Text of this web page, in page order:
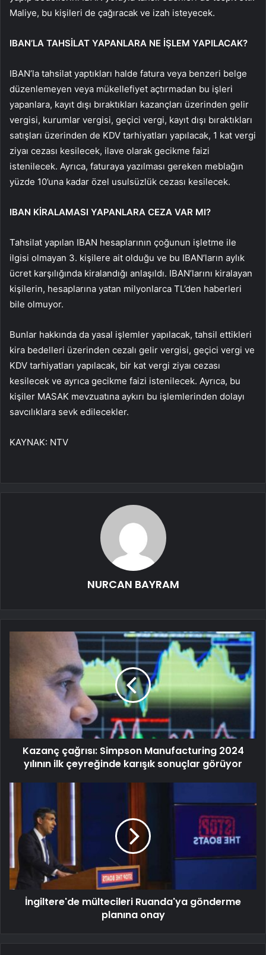
Maliye, bu kişileri de çağıracak ve izah isteyecek.
IBAN’LA TAHSİLAT YAPANLARA NE İŞLEM YAPILACAK?
IBAN’la tahsilat yaptıkları halde fatura veya benzeri belge
düzenlemeyen veya mükellefiyet açtırmadan bu işleri
yapanlara, kayıt dışı bıraktıkları kazançları üzerinden gelir
vergisi, kurumlar vergisi, geçici vergi, kayıt dışı bıraktıkları
satışları üzerinden de KDV tarhiyatları yapılacak, 1 kat vergi
ziyaı cezası kesilecek, ilave olarak gecikme faizi
istenilecek. Ayrıca, faturaya yazılması gereken meblağın
yüzde 10’una kadar özel usulsüzlük cezası kesilecek.
IBAN KİRALAMASI YAPANLARA CEZA VAR MI?
Tahsilat yapılan IBAN hesaplarının çoğunun işletme ile
ilgisi olmayan 3. kişilere ait olduğu ve bu IBAN’ların aylık
ücret karşılığında kiralandığı anlaşıldı. IBAN’larını kiralayan
kişilerin, hesaplarına yatan milyonlarca TL’den haberleri
bile olmuyor.
Bunlar hakkında da yasal işlemler yapılacak, tahsil ettikleri
kira bedelleri üzerinden cezalı gelir vergisi, geçici vergi ve
KDV tarhiyatları yapılacak, bir kat vergi ziyaı cezası
kesilecek ve ayrıca gecikme faizi istenilecek. Ayrıca, bu
kişiler MASAK mevzuatına aykırı bu işlemlerinden dolayı
savcılıklara sevk edilecekler.
KAYNAK: NTV
NURCAN BAYRAM
Kazanç çağrısı: Simpson Manufacturing 2024
yılının ilk çeyreğinde karışık sonuçlar görüyor
İngiltere'de mültecileri Ruanda'ya gönderme
planına onay